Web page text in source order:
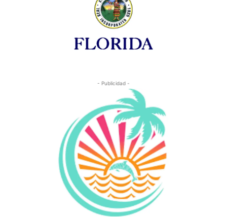
- Publicidad -